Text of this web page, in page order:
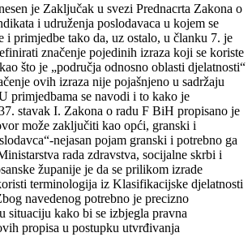
je Zaključak u svezi Prednacrta Zakona o
i udruženja poslodavaca u kojem se
i primjedbe tako da, uz ostalo, u članku 7. je
značenje pojedinih izraza koji se koriste
što je „područja odnosno oblasti djelatnosti“
ovih izraza nije pojašnjeno u sadržaju
primjedbama se navodi i to kako je
stavak I. Zakona o radu F BiH propisano je
može zaključiti kao opći, granski i
nejasan pojam granski i potrebno ga
rada zdravstva, socijalne skrbi i
županije je da se prilikom izrade
terminologija iz Klasifikacijske djelatnosti
navedenog potrebno je precizno
situaciju kako bi se izbjegla pravna
propisa u postupku utvrđivanja